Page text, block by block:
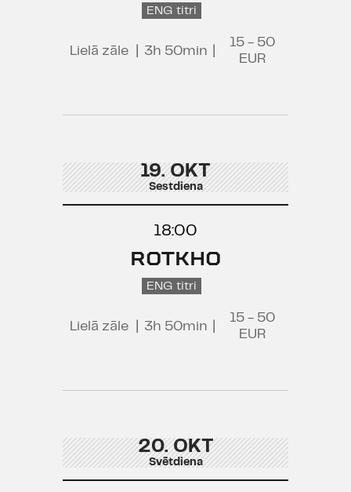
ENG titri
Lielā zāle 3h 50min
15 - 50
EUR
19. OKT
Sestdiena
18:00
ROTKHO
ENG titri
Lielā zāle 3h 50min
15 - 50
EUR
20. OKT
Svētdiena